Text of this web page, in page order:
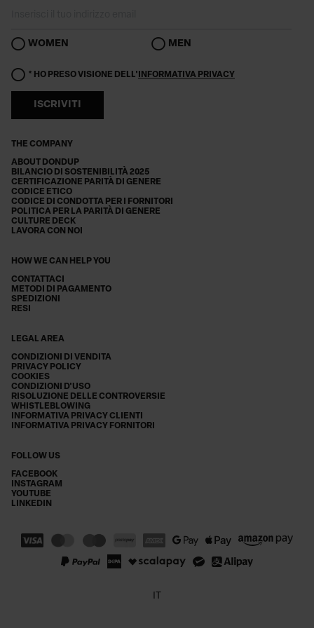
THE COMPANY
ABOUT DONDUP
BILANCIO DI SOSTENIBILITÀ 2025
CERTIFICAZIONE PARITÀ DI GENERE
CODICE ETICO
CODICE DI CONDOTTA PER I FORNITORI
POLITICA PER LA PARITÀ DI GENERE
CULTURE DECK
LAVORA CON NOI
HOW WE CAN HELP YOU
CONTATTACI
METODI DI PAGAMENTO
SPEDIZIONI
RESI
LEGAL AREA
CONDIZIONI DI VENDITA
PRIVACY POLICY
COOKIES
CONDIZIONI D'USO
RISOLUZIONE DELLE CONTROVERSIE
WHISTLEBLOWING
INFORMATIVA PRIVACY CLIENTI
INFORMATIVA PRIVACY FORNITORI
FOLLOW US
FACEBOOK
INSTAGRAM
YOUTUBE
LINKEDIN
WOMEN MEN
* HO PRESO VISIONE DELL' INFORMATIVA PRIVACY
ISCRIVITI
IT